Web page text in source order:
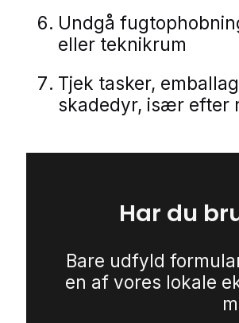
Undgå
eller teknikrum
Tjek tasker,
skadedyr, især efter
Har du
Bare udfyld
en af vores lokale